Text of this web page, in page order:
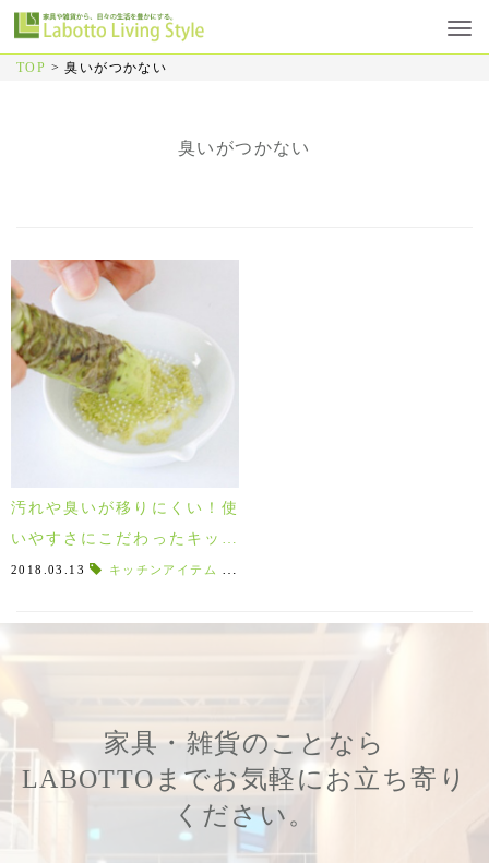
TOP >臭いがつかない
臭いがつかない
汚れや臭いが移りにくい！使
いやすさにこだわったキッチ
ンアイテムKINTO キントー
2018.03.13 キッチンアイテム
家具・雑貨のことなら
LABOTTOまでお気軽にお立ち寄り
ください。